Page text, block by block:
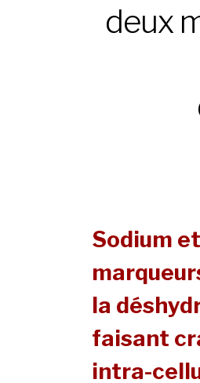
deux
Sodium
la
faisant
intra-